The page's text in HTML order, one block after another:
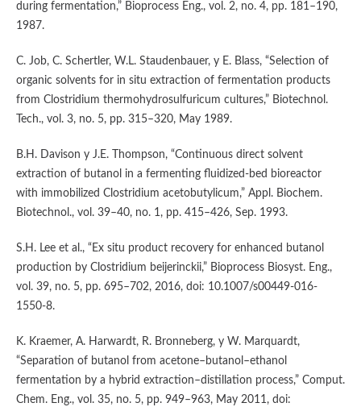
during fermentation,” Bioprocess Eng., vol. 2, no. 4, pp. 181–190,
1987.
C. Job, C. Schertler, W.L. Staudenbauer, y E. Blass, “Selection of
organic solvents for in situ extraction of fermentation products
from Clostridium thermohydrosulfuricum cultures,” Biotechnol.
Tech., vol. 3, no. 5, pp. 315–320, May 1989.
B.H. Davison y J.E. Thompson, “Continuous direct solvent
extraction of butanol in a fermenting fluidized-bed bioreactor
with immobilized Clostridium acetobutylicum,” Appl. Biochem.
Biotechnol., vol. 39–40, no. 1, pp. 415–426, Sep. 1993.
S.H. Lee et al., “Ex situ product recovery for enhanced butanol
production by Clostridium beijerinckii,” Bioprocess Biosyst. Eng.,
vol. 39, no. 5, pp. 695–702, 2016, doi: 10.1007/s00449-016-
1550-8.
K. Kraemer, A. Harwardt, R. Bronneberg, y W. Marquardt,
“Separation of butanol from acetone–butanol–ethanol
fermentation by a hybrid extraction–distillation process,” Comput.
Chem. Eng., vol. 35, no. 5, pp. 949–963, May 2011, doi: